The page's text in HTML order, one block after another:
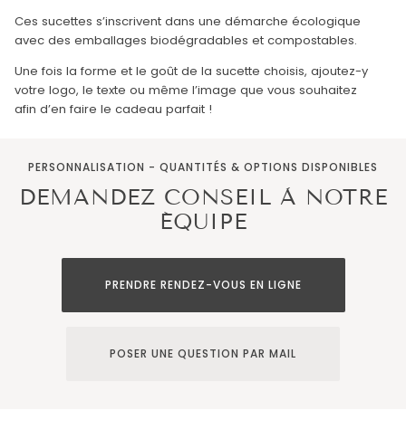
Ces sucettes s’inscrivent dans une démarche écologique
avec des emballages biodégradables et compostables.
Une fois la forme et le goût de la sucette choisis, ajoutez-y
votre logo, le texte ou même l’image que vous souhaitez
afin d’en faire le cadeau parfait !
PERSONNALISATION - QUANTITÉS & OPTIONS DISPONIBLES
DEMANDEZ CONSEIL À NOTRE
ÉQUIPE
PRENDRE RENDEZ-VOUS EN LIGNE
POSER UNE QUESTION PAR MAIL